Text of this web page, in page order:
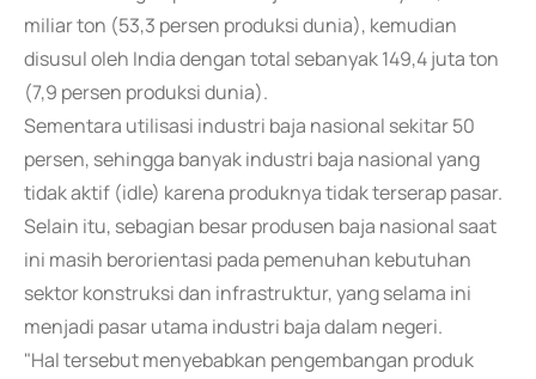
miliar ton (53,3 persen produksi dunia), kemudian
disusul oleh India dengan total sebanyak 149,4 juta ton
(7,9 persen produksi dunia).
Sementara utilisasi industri baja nasional sekitar 50
persen, sehingga banyak industri baja nasional yang
tidak aktif (idle) karena produknya tidak terserap pasar.
Selain itu, sebagian besar produsen baja nasional saat
ini masih berorientasi pada pemenuhan kebutuhan
sektor konstruksi dan infrastruktur, yang selama ini
menjadi pasar utama industri baja dalam negeri.
"Hal tersebut menyebabkan pengembangan produk